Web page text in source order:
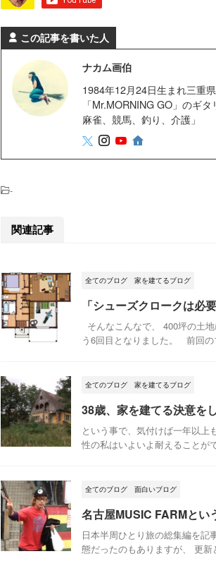
この記事を書いた人
ナカム画伯
1984年12月24日生まれ三重
「Mr.MORNING GO」のギ
麻雀、競馬、釣り、介護」
-
関連記事
全てのブログ 家を建てるブログ
「シューズクロークは
そんなこんなで、 400坪の土
う6回目となりました。 前回
全てのブログ 家を建てるブログ
38歳、家を建てる決意を
という事で、気付けば一年以
性の私はいよいよ耐えることが
全てのブログ 面白いブログ
名古屋MUSIC FARMとい
日本半周ひとり旅の総集編を記
態だったのもありますが、 更